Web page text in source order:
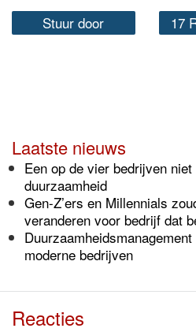
Stuur door 17
Laatste nieuws
Een op de vier bedrijven
duurzaamheid
Gen-Z’ers en Millennials
veranderen voor bedrijf dat
moderne bedrijven
Reacties